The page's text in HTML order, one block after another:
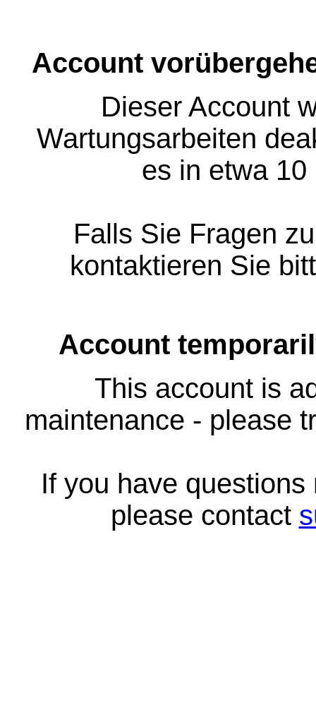
Account
Dieser Account
Wartungsarbeiten
es in etwa
Falls Sie Fragen
kontaktieren Sie
Account
This account is
maintenance - please
If you have
please contact